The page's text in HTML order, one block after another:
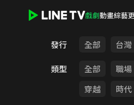
戲劇動畫綜藝
發行 全部 台灣
類型
全部 職場
穿越
時代